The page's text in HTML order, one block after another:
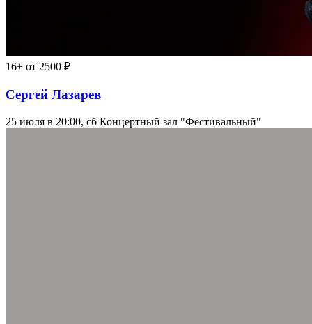
16+ от 2500 ₽
Сергей Лазарев
25 июля в 20:00, сб Концертный зал "Фестивальный"